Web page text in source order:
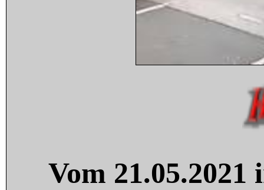
Vom